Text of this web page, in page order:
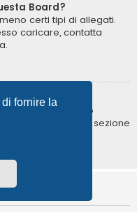
fornire la
Board?
certi tipi di allegati.
caricare, contatta
caricati, vai nel tuo
collegamenti nella sezione